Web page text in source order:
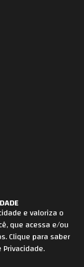
e valoriza o
que acessa e/ou
Clique para saber